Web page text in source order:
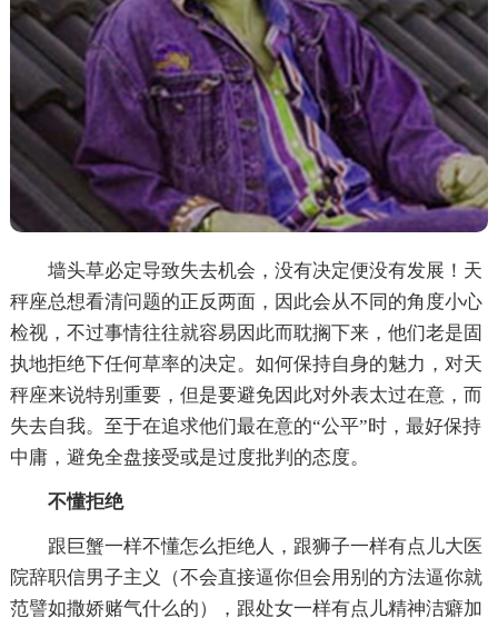
墙头草必定导致失去机会，没有决定便没有发展！天
秤座总想看清问题的正反两面，因此会从不同的角度小心
检视，不过事情往往就容易因此而耽搁下来，他们老是固
执地拒绝下任何草率的决定。如何保持自身的魅力，对天
秤座来说特别重要，但是要避免因此对外表太过在意，而
失去自我。至于在追求他们最在意的“公平”时，最好保持
中庸，避免全盘接受或是过度批判的态度。
不懂拒绝
跟巨蟹一样不懂怎么拒绝人，跟狮子一样有点儿大医
院辞职信男子主义（不会直接逼你但会用别的方法逼你就
范譬如撒娇赌气什么的），跟处女一样有点儿精神洁癖加